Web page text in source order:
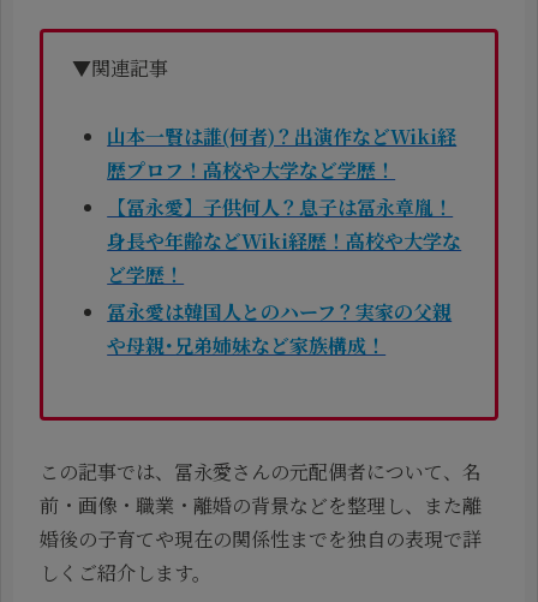
▼関連記事
山本一賢は誰(何者)？出演作などWiki経
歴プロフ！高校や大学など学歴！
【冨永愛】子供何人？息子は冨永章胤！
身長や年齢などWiki経歴！高校や大学な
ど学歴！
冨永愛は韓国人とのハーフ？実家の父親
や母親･兄弟姉妹など家族構成！
この記事では、冨永愛さんの元配偶者について、名
前・画像・職業・離婚の背景などを整理し、また離
婚後の子育てや現在の関係性までを独自の表現で詳
しくご紹介します。